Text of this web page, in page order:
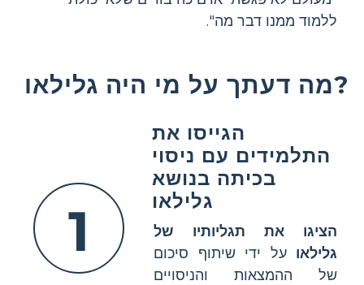
ללמוד ממנו דבר מה".
מה דעתך על מי היה גלילאו?
1
הגייסו את
התלמידים עם ניסוי
בכיתה בנושא
גלילאו
הציגו את תגליותיו של
גלילאו על ידי שיתוף סיכום
של ההמצאות והניסויים